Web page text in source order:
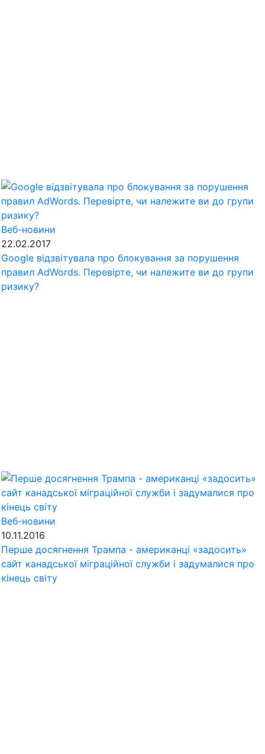
Веб-новини
22.02.2017
Google відзвітувала про блокування за порушення
правил AdWords. Перевірте, чи належите ви до групи
ризику?
Веб-новини
10.11.2016
Перше досягнення Трампа - американці «задосить»
сайт канадської міграційної служби і задумалися про
кінець світу